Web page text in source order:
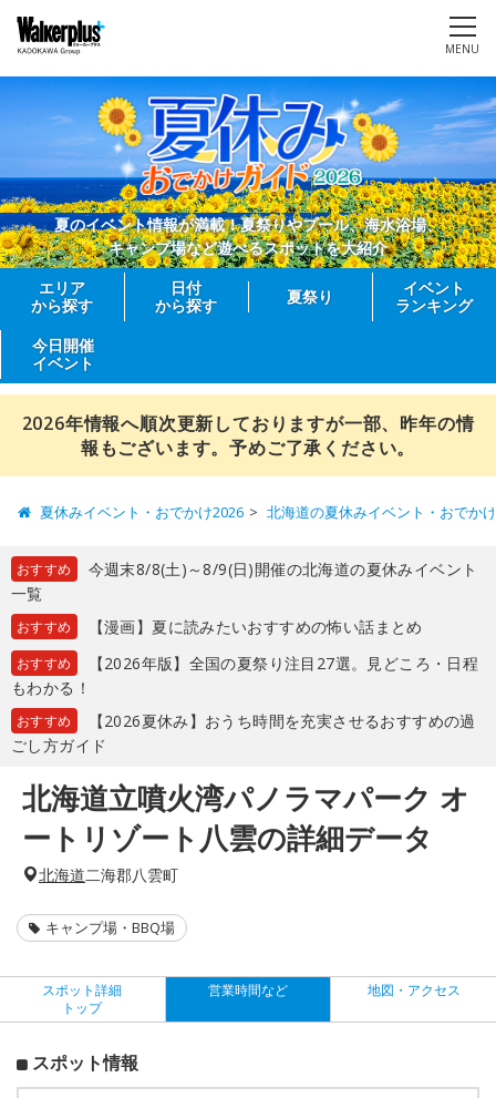
MENU
夏のイベント情報が満載！夏祭りやプール、海水浴場、
キャンプ場など遊べるスポットを大紹介
エリア
から探す
日付
から探す
夏祭り
イベント
ランキング
今日開催
イベント
2026年情報へ順次更新しておりますが一部、昨年の情
報もございます。予めご了承ください。
夏休みイベント・おでかけ2026 北海道の夏休みイベント・おでか
おすすめ
今週末8/8(土)～8/9(日)開催の北海道の夏休みイベント
一覧
おすすめ 【漫画】夏に読みたいおすすめの怖い話まとめ
おすすめ
【2026年版】全国の夏祭り注目27選。見どころ・日程
もわかる！
おすすめ
【2026夏休み】おうち時間を充実させるおすすめの過
ごし方ガイド
北海道立噴火湾パノラマパーク オ
ートリゾート八雲の詳細データ
北海道二海郡八雲町
キャンプ場・BBQ場
スポット詳細
トップ
営業時間など 地図・アクセス
スポット情報